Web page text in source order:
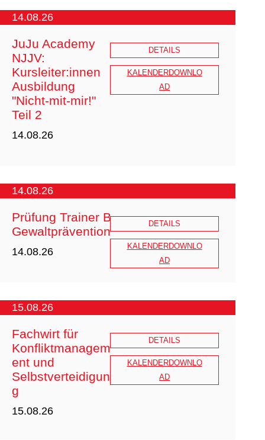
14.08.26
JuJu Academy
NJJV:
Kursleiter:innen
Ausbildung
"Nicht-mit-mir!"
Teil 2
14.08.26
DETAILS
KALENDERDOWNLO
AD
14.08.26
Prüfung Trainer B
Gewaltprävention
14.08.26
DETAILS
KALENDERDOWNLO
AD
15.08.26
Fachwirt für
Konfliktmanagem
ent und
Selbstverteidigun
g
15.08.26
DETAILS
KALENDERDOWNLO
AD